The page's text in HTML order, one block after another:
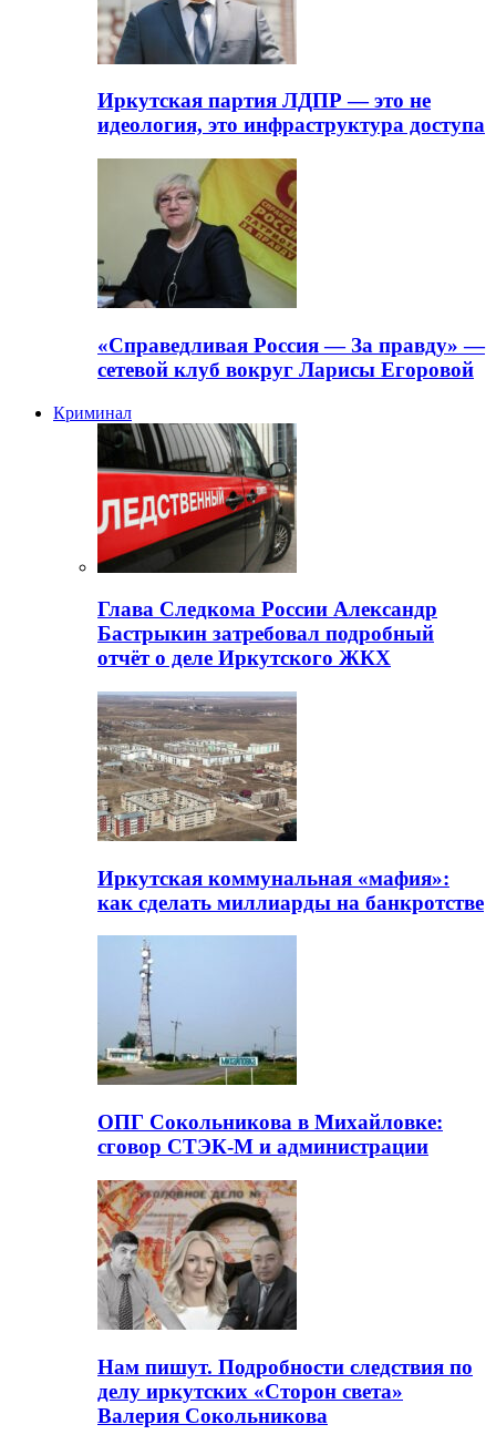
Иркутская партия ЛДПР — это не
идеология, это инфраструктура доступа
«Справедливая Россия — За правду» —
сетевой клуб вокруг Ларисы Егоровой
Криминал
Глава Следкома России Александр
Бастрыкин затребовал подробный
отчёт о деле Иркутского ЖКХ
Иркутская коммунальная «мафия»:
как сделать миллиарды на банкротстве
ОПГ Сокольникова в Михайловке:
сговор СТЭК-М и администрации
Нам пишут. Подробности следствия по
делу иркутских «Сторон света»
Валерия Сокольникова